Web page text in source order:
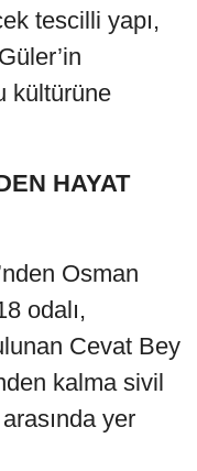
tescilli yapı,
kültürüne
HAYAT
Osman
odalı,
Cevat Bey
kalma sivil
yer